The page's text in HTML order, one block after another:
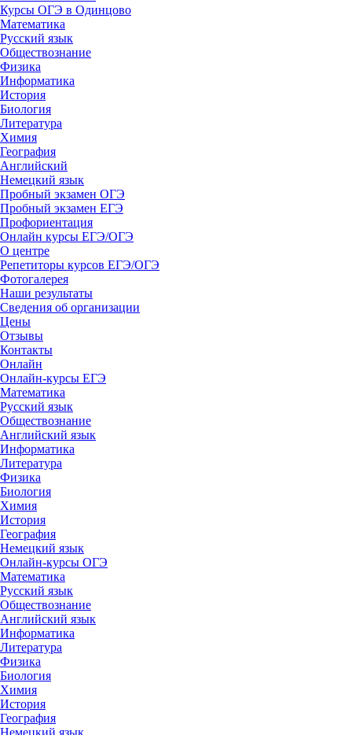
Курсы ОГЭ в Одинцово
Математика
Русский язык
Обществознание
Физика
Информатика
История
Биология
Литература
Химия
География
Английский
Немецкий язык
Пробный экзамен ОГЭ
Пробный экзамен ЕГЭ
Профориентация
Онлайн курсы ЕГЭ/ОГЭ
О центре
Репетиторы курсов ЕГЭ/ОГЭ
Фотогалерея
Наши результаты
Сведения об организации
Цены
Отзывы
Контакты
Онлайн
Онлайн-курсы ЕГЭ
Математика
Русский язык
Обществознание
Английский язык
Информатика
Литература
Физика
Биология
Химия
История
География
Немецкий язык
Онлайн-курсы ОГЭ
Математика
Русский язык
Обществознание
Английский язык
Информатика
Литература
Физика
Биология
Химия
История
География
Немецкий язык